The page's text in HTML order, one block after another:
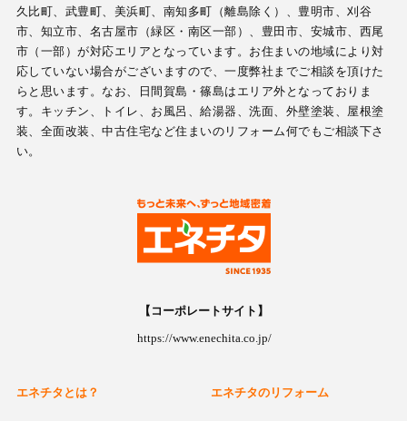
久比町、武豊町、美浜町、南知多町（離島除く）、豊明市、刈谷
市、知立市、名古屋市（緑区・南区一部）、豊田市、安城市、西尾
市（一部）が対応エリアとなっています。お住まいの地域により対
応していない場合がございますので、一度弊社までご相談を頂けた
らと思います。なお、日間賀島・篠島はエリア外となっておりま
す。キッチン、トイレ、お風呂、給湯器、洗面、外壁塗装、屋根塗
装、全面改装、中古住宅など住まいのリフォーム何でもご相談下さ
い。
【コーポレートサイト】
https://www.enechita.co.jp/
エネチタとは？ エネチタのリフォーム